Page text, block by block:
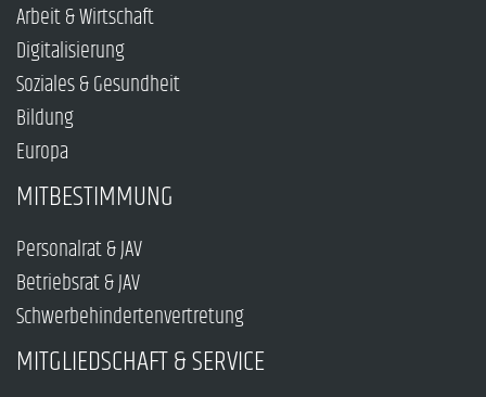
Arbeit & Wirtschaft
Digitalisierung
Soziales & Gesundheit
Bildung
Europa
MITBESTIMMUNG
Personalrat & JAV
Betriebsrat & JAV
Schwerbehindertenvertretung
MITGLIEDSCHAFT & SERVICE